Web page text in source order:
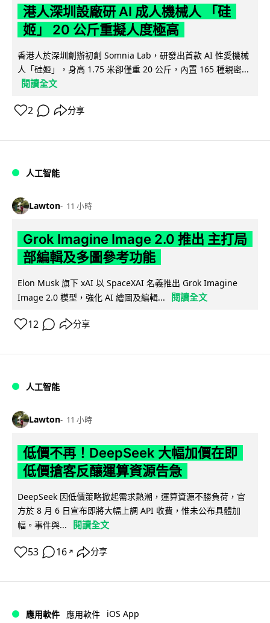
港人深圳設廠研 AI 成人機械人 「硅
姬」 20 公斤重擬人度極高
香港人於深圳創辦初創 Somnia Lab，研發出首款 AI 性愛機械
人「硅姬」，身高 1.75 米卻僅重 20 公斤，內置 165 種親密...
閱讀全文
2 分享
人工智能
Lawton 11 小時
Grok Imagine Image 2.0 推出 主打局
部編輯及多圖參考功能
Elon Musk 旗下 xAI 以 SpaceXAI 名義推出 Grok Imagine
Image 2.0 模型，強化 AI 繪圖及編輯...
閱讀全文
12 分享
人工智能
Lawton 11 小時
低價不再！DeepSeek 大幅加價在即
低價搶客反釀運算資源告急
DeepSeek 因低價策略掀起需求熱潮，運算資源不勝負荷，官
方於 8 月 6 日宣布即將大幅上調 API 收費，惟未公布具體加
幅。事件與...
閱讀全文
53 16 ↗ 分享
應用軟件 應用軟件 iOS App